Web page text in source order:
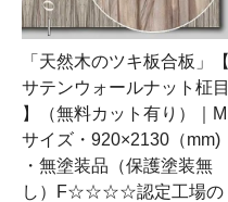
「天然木のツキ板合板」【
サテンウォールナット柾目
】（無料カット有り）｜M
サイズ・920×2130（mm)
・無塗装品（保護塗装無
し）F☆☆☆☆認定工場の